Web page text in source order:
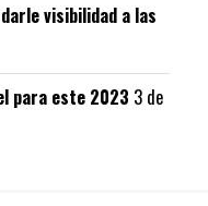
visibilidad a las
para este 2023 3 de